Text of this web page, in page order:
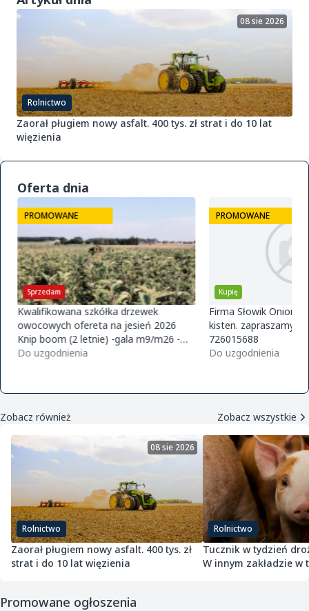
Rolnictwo
08 sie 2026
Zaorał pługiem nowy asfalt. 400 tys. zł strat i do 10 lat
więzienia
Oferta dnia
Sprzedam
PROMOWANE
Kwalifikowana szkółka drzewek
owocowych ofereta na jesień 2026
Knip boom (2 letnie) -gala m9/m26 -
golden m9 -jeronimo m9/m26 -mutsu
Do uzgodnienia
Kupię
PROMOWANE
Firma Słowik Onions
kisten. zapraszamy
726015688
Do uzgodnienia
Zobacz również Zobacz wszystkie
Rolnictwo
08 sie 2026
Zaorał pługiem nowy asfalt. 400 tys. zł
strat i do 10 lat więzienia
Rolnictwo
Tucznik w tydzień
W innym zakładzie w
Promowane ogłoszenia